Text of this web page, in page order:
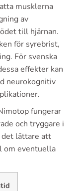
musklerna
av
till hjärnan.
för syrebrist,
För svenska
effekter kan
neurokognitiv
fungerar
och tryggare i
det lättare att
om eventuella